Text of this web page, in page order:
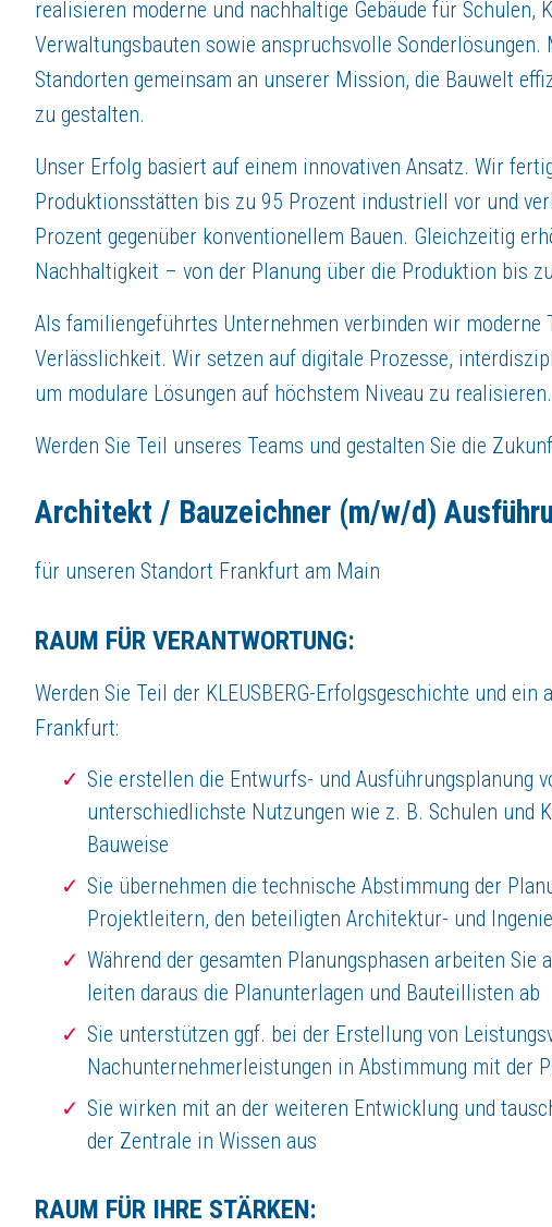
Sie arbeiten strukturiert, agieren lösungsorientiert und haben Spaß an der
Sie pflegen einen kooperativen Umgang mit Kunden, externen
Ihr selbstständiger und verantwortungsbewusster Arbeitsstil rundet Ihr Profil ab
Stabilität & Zukunft – sicher arbeiten im Familienunternehmen
Unbefristeter Arbeitsvertrag
moderner Arbeitsplatz, flexible Arbeitszeiten, Möglichkeit zum mobilen
30 Urlaubstage, zusätzlich bezahlte Freistellung an Heiligabend und Silvester
Sonderurlaub bei besonderen Lebensereignissen
Employee Assistance Program (EAP) – kostenlose Beratung bei privaten
Faire Vergütung & attraktive Extras – mehr als nur ein Gehalt
Attraktives Gehalt inkl. Weihnachts- und Urlaubsgeld
Zusätzliche freiwillige Erfolgsbeteiligung am Unternehmenserfolg
Regelmäßige Lohnanpassungen zur Abfederung der Inflation
Monatlich 50 € steuerfrei als Tank- oder Einkaufsgutschein
Corporate Benefits – exklusive Mitarbeiterrabatte bei vielen Marken
Kostenfreie Mitarbeiterparkplätze & E-Ladestationen
Regelmäßige Feedback- und Entwicklungsgespräche
Regelmäßige Firmenfeiern und Teamaktionen
Jetzt den Rucksack packen und bewerben!
Seit vielen Jahrzehnten realisiert das 1948 gegründete Unternehmen
KLEUSBERG ist seit Gründung im Familienbesitz. Als mittelständisches
"Qualifizierte Mitarbeiterinnen und Mitarbeiter, Handwerker, Techniker,
Wir bieten Stellen für jede Berufsgruppe an sei es für
Berufserfahrene,
Studierende
Schüler/innen.
Hier finden Sie alle Informationen rund um KLEUSBERG als Arbeitgeber:
Mögliche Arbeitsbereiche
Alle derzeitigen Jobangebote
realisieren moderne und nachhaltige Gebäude für Schulen,
Verwaltungsbauten sowie anspruchsvolle Sonderlösungen.
Standorten gemeinsam an unserer Mission, die Bauwelt
zu gestalten.
Unser Erfolg basiert auf einem innovativen Ansatz. Wir
Produktionsstätten bis zu 95 Prozent industriell vor und
Prozent gegenüber konventionellem Bauen. Gleichzeitig
Nachhaltigkeit – von der Planung über die Produktion bis
Als familiengeführtes Unternehmen verbinden wir moderne
Verlässlichkeit. Wir setzen auf digitale Prozesse,
um modulare Lösungen auf höchstem Niveau zu realisieren.
Werden Sie Teil unseres Teams und gestalten Sie die
Architekt / Bauzeichner (m/w/d)
für unseren Standort Frankfurt am Main
RAUM FÜR VERANTWORTUNG:
Werden Sie Teil der KLEUSBERG-Erfolgsgeschichte und
Frankfurt:
Sie erstellen die Entwurfs- und Ausführungsplanung
unterschiedlichste Nutzungen wie z. B. Schulen und
Bauweise
Sie übernehmen die technische Abstimmung der
Projektleitern, den beteiligten Architektur- und
Während der gesamten Planungsphasen arbeiten Sie
leiten daraus die Planunterlagen und Bauteillisten ab
Sie unterstützen ggf. bei der Erstellung von
Nachunternehmerleistungen in Abstimmung mit der
Sie wirken mit an der weiteren Entwicklung und
der Zentrale in Wissen aus
RAUM FÜR IHRE STÄRKEN: